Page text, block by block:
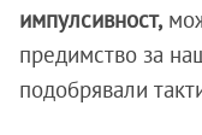
импулсивност,
предимство за
подобрявали